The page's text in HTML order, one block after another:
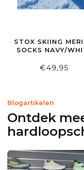
STOX SKIING
SOCKS NAVY/
€49,95
Blogartikelen
Ontdek